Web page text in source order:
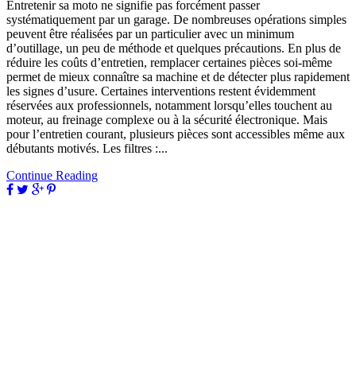
Entretenir sa moto ne signifie pas forcément passer
systématiquement par un garage. De nombreuses opérations simples
peuvent être réalisées par un particulier avec un minimum
d’outillage, un peu de méthode et quelques précautions. En plus de
réduire les coûts d’entretien, remplacer certaines pièces soi-même
permet de mieux connaître sa machine et de détecter plus rapidement
les signes d’usure. Certaines interventions restent évidemment
réservées aux professionnels, notamment lorsqu’elles touchent au
moteur, au freinage complexe ou à la sécurité électronique. Mais
pour l’entretien courant, plusieurs pièces sont accessibles même aux
débutants motivés. Les filtres :...
Continue Reading